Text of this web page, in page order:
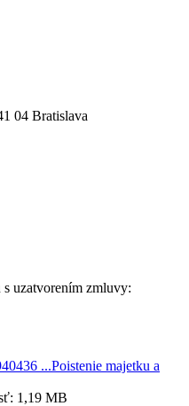
04 Bratislava
s uzatvorením zmluvy:
...Poistenie majetku a
1,19 MB